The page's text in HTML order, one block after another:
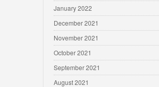
January 2022
December 2021
November 2021
October 2021
September 2021
August 2021